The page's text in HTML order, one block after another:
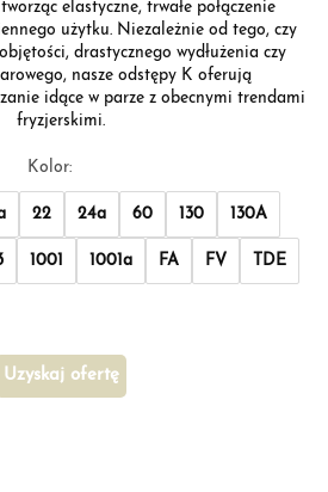
elastyczne, trwałe połączenie
użytku. Niezależnie od tego, czy
drastycznego wydłużenia czy
nasze odstępy K oferują
idące w parze z obecnymi trendami
fryzjerskimi.
Kolor:
22 24a 60 130 130A
1001 1001a FA FV TDE
Uzyskaj ofertę